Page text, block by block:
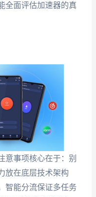
全面评估加速器的真
意事项核心在于：别
放在底层技术架构
智能分流保证多任务